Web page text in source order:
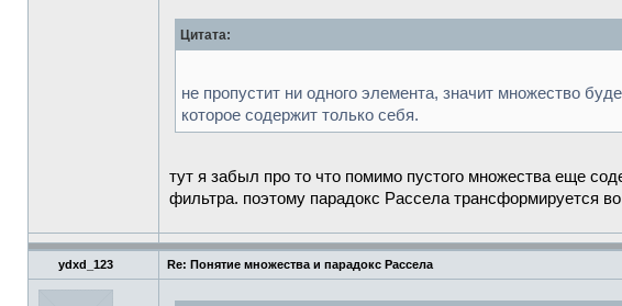
Цитата:
не пропустит ни одного элемента, значит множество
которое содержит только себя.
тут я забыл про то что помимо пустого множества еще
фильтра. поэтому парадокс Рассела трансформируется
ydxd_123 Re: Понятие множества и парадокс Рассела